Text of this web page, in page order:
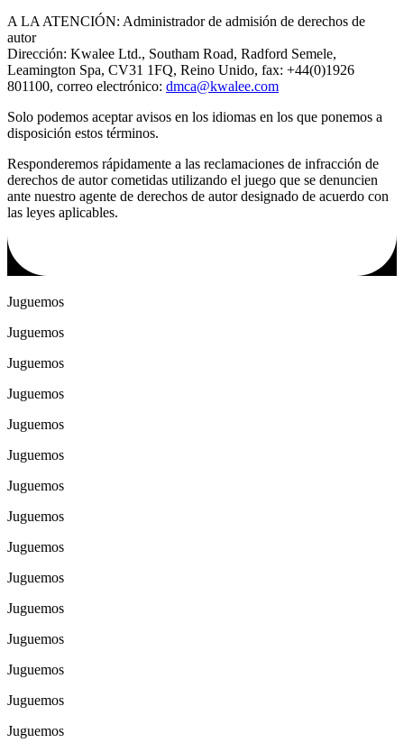
A LA ATENCIÓN: Administrador de admisión de derechos de
autor
Dirección: Kwalee Ltd., Southam Road, Radford Semele,
Leamington Spa, CV31 1FQ, Reino Unido, fax: +44(0)1926
801100, correo electrónico: dmca@kwalee.com
Solo podemos aceptar avisos en los idiomas en los que ponemos a
disposición estos términos.
Responderemos rápidamente a las reclamaciones de infracción de
derechos de autor cometidas utilizando el juego que se denuncien
ante nuestro agente de derechos de autor designado de acuerdo con
las leyes aplicables.
Juguemos
Juguemos
Juguemos
Juguemos
Juguemos
Juguemos
Juguemos
Juguemos
Juguemos
Juguemos
Juguemos
Juguemos
Juguemos
Juguemos
Juguemos